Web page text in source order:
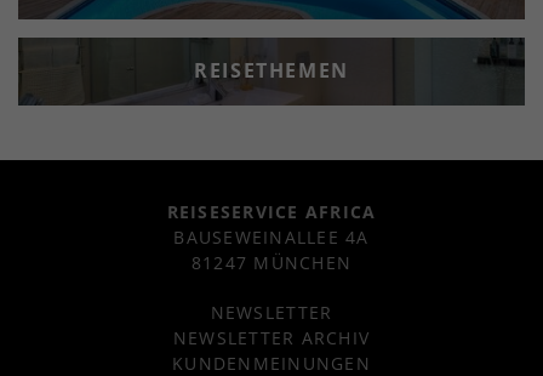
REISETHEMEN
REISESERVICE AFRICA
BAUSEWEINALLEE 4A
81247 MÜNCHEN
NEWSLETTER
NEWSLETTER ARCHIV
KUNDENMEINUNGEN